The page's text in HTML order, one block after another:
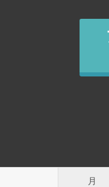
月